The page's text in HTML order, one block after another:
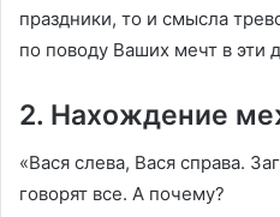
праздники, то и смысла
по поводу Ваших мечт в эти
2. Нахождение
«Вася слева, Вася справа.
говорят все. А почему?